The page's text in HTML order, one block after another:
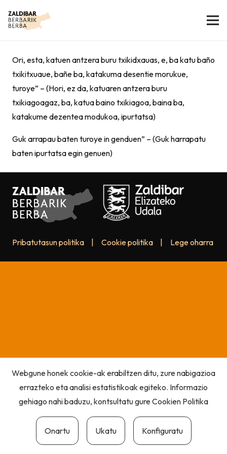
Ori, esta, katuen antzera buru txikidxauas, e, ba katu baño
txikitxuaue, bañe ba, katakuma desentie morukue,
turoye” – (Hori, ez da, katuaren antzera buru
txikiagoagaz, ba, katua baino txikiagoa, baina ba,
katakume dezentea modukoa, ipurtatsa)
Guk arrapau baten turoye in genduen” – (Guk harrapatu
baten ipurtatsa egin genuen)
Pribatutasun politika Cookie politika Lege oharra
Webgune honek cookie-ak erabiltzen ditu, zure nabigazioa
errazteko eta analisi estatistikoak egiteko. Informazio
gehiago nahi baduzu, kontsultatu gureCookien Politika
Onartu Ukatu Konfiguratu